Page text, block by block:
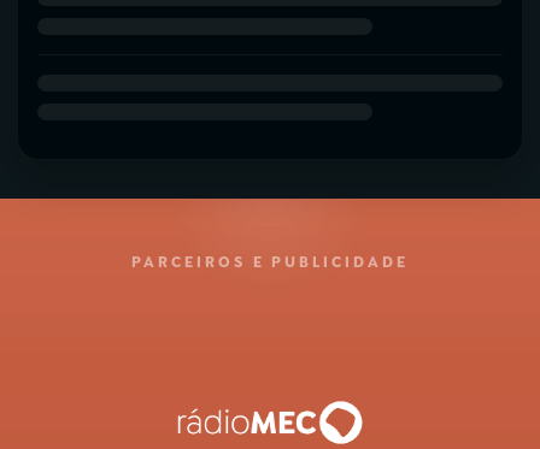
PARCEIROS E PUBLICIDADE